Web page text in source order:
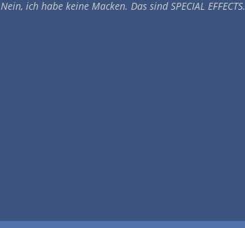
Nein, ich habe keine Macken. Das sind SPECIAL EFFECTS.